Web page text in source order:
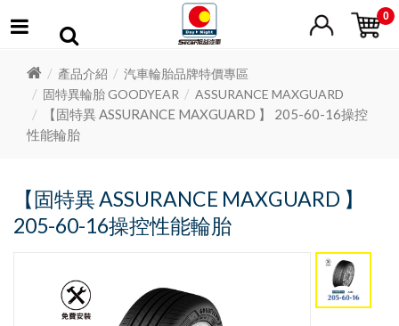
0
產品介紹
汽車輪胎品牌特價專區
固特異輪胎 GOODYEAR
ASSURANCE MAXGUARD
【固特異 ASSURANCE MAXGUARD 】 205-60-16操控
性能輪胎
【固特異 ASSURANCE MAXGUARD 】
205-60-16操控性能輪胎